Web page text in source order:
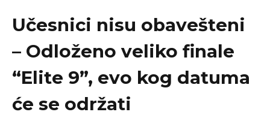
Učesnici nisu obavešteni
– Odloženo veliko finale
“Elite 9”, evo kog datuma
će se održati